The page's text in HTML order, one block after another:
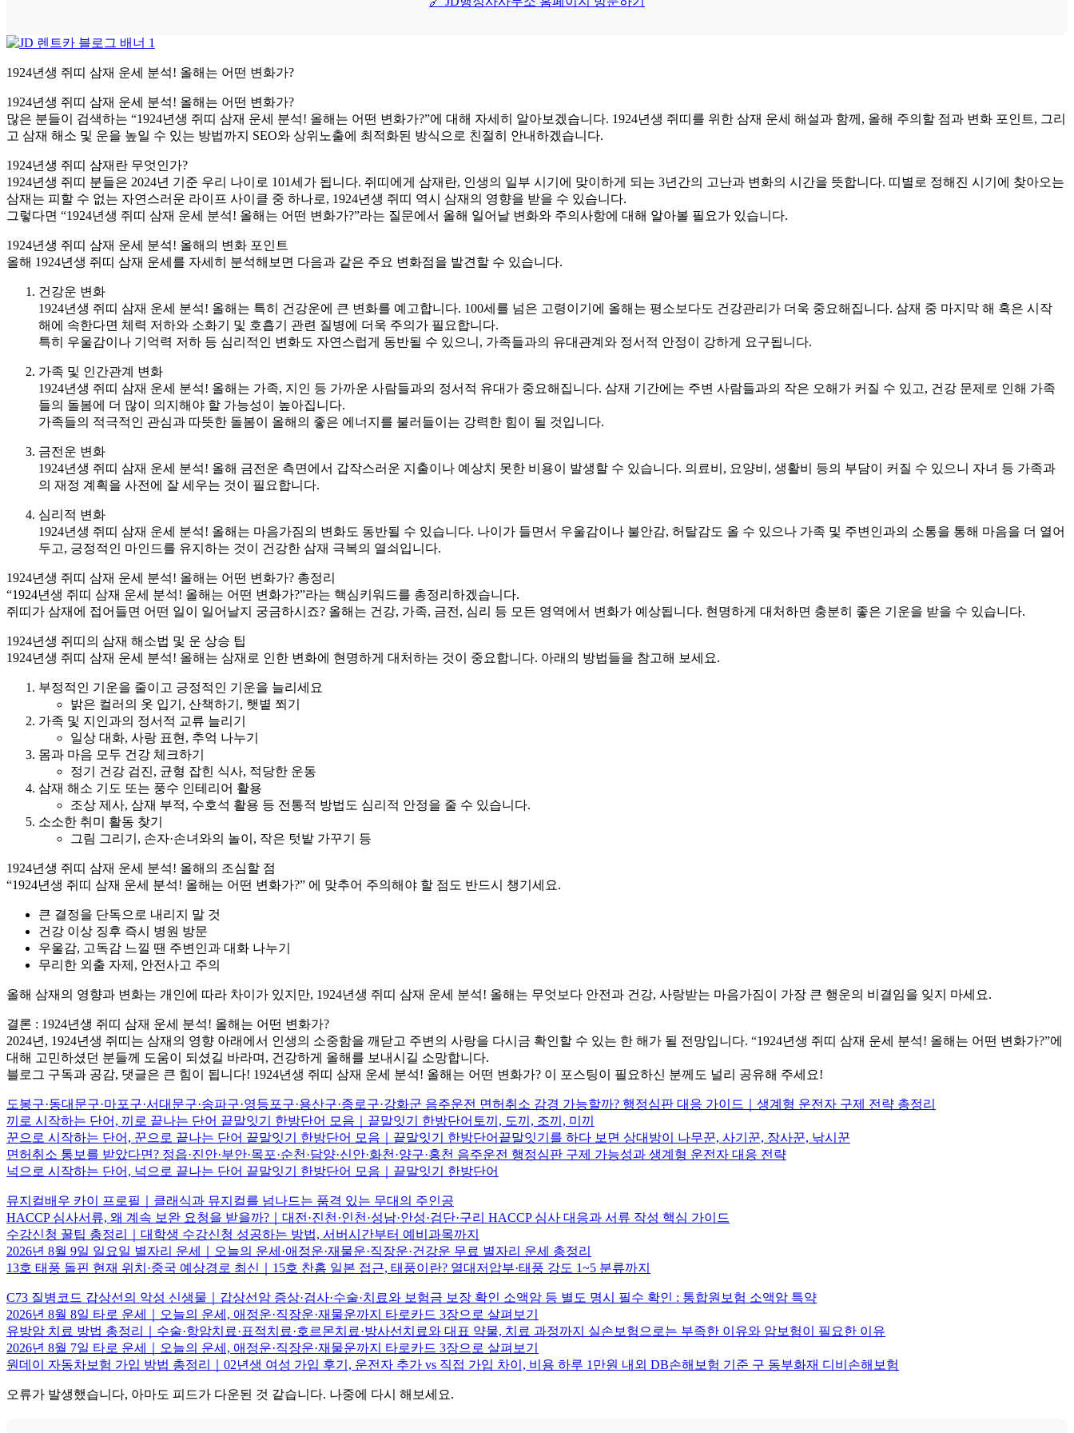
1924년생 쥐띠 삼재 운세 분석! 올해는 어떤 변화가?
1924년생 쥐띠 삼재 운세 분석! 올해는 어떤 변화가?
많은 분들이 검색하는 “1924년생 쥐띠 삼재 운세 분석! 올해는 어떤 변화가?”에 대해 자세히 알아보겠습니다. 1924년생 쥐띠를 위한 삼재 운세 해설과 함께, 올해 주의할 점과 변화 포인트, 그리
고 삼재 해소 및 운을 높일 수 있는 방법까지 SEO와 상위노출에 최적화된 방식으로 친절히 안내하겠습니다.
1924년생 쥐띠 삼재란 무엇인가?
1924년생 쥐띠 분들은 2024년 기준 우리 나이로 101세가 됩니다. 쥐띠에게 삼재란, 인생의 일부 시기에 맞이하게 되는 3년간의 고난과 변화의 시간을 뜻합니다. 띠별로 정해진 시기에 찾아오는
삼재는 피할 수 없는 자연스러운 라이프 사이클 중 하나로, 1924년생 쥐띠 역시 삼재의 영향을 받을 수 있습니다.
그렇다면 “1924년생 쥐띠 삼재 운세 분석! 올해는 어떤 변화가?”라는 질문에서 올해 일어날 변화와 주의사항에 대해 알아볼 필요가 있습니다.
1924년생 쥐띠 삼재 운세 분석! 올해의 변화 포인트
올해 1924년생 쥐띠 삼재 운세를 자세히 분석해보면 다음과 같은 주요 변화점을 발견할 수 있습니다.
건강운 변화
1924년생 쥐띠 삼재 운세 분석! 올해는 특히 건강운에 큰 변화를 예고합니다. 100세를 넘은 고령이기에 올해는 평소보다도 건강관리가 더욱 중요해집니다. 삼재 중 마지막 해 혹은 시작
해에 속한다면 체력 저하와 소화기 및 호흡기 관련 질병에 더욱 주의가 필요합니다.
특히 우울감이나 기억력 저하 등 심리적인 변화도 자연스럽게 동반될 수 있으니, 가족들과의 유대관계와 정서적 안정이 강하게 요구됩니다.
가족 및 인간관계 변화
1924년생 쥐띠 삼재 운세 분석! 올해는 가족, 지인 등 가까운 사람들과의 정서적 유대가 중요해집니다. 삼재 기간에는 주변 사람들과의 작은 오해가 커질 수 있고, 건강 문제로 인해 가족
들의 돌봄에 더 많이 의지해야 할 가능성이 높아집니다.
가족들의 적극적인 관심과 따뜻한 돌봄이 올해의 좋은 에너지를 불러들이는 강력한 힘이 될 것입니다.
금전운 변화
1924년생 쥐띠 삼재 운세 분석! 올해 금전운 측면에서 갑작스러운 지출이나 예상치 못한 비용이 발생할 수 있습니다. 의료비, 요양비, 생활비 등의 부담이 커질 수 있으니 자녀 등 가족과
의 재정 계획을 사전에 잘 세우는 것이 필요합니다.
심리적 변화
1924년생 쥐띠 삼재 운세 분석! 올해는 마음가짐의 변화도 동반될 수 있습니다. 나이가 들면서 우울감이나 불안감, 허탈감도 올 수 있으나 가족 및 주변인과의 소통을 통해 마음을 더 열어
두고, 긍정적인 마인드를 유지하는 것이 건강한 삼재 극복의 열쇠입니다.
1924년생 쥐띠 삼재 운세 분석! 올해는 어떤 변화가? 총정리
“1924년생 쥐띠 삼재 운세 분석! 올해는 어떤 변화가?”라는 핵심키워드를 총정리하겠습니다.
쥐띠가 삼재에 접어들면 어떤 일이 일어날지 궁금하시죠? 올해는 건강, 가족, 금전, 심리 등 모든 영역에서 변화가 예상됩니다. 현명하게 대처하면 충분히 좋은 기운을 받을 수 있습니다.
1924년생 쥐띠의 삼재 해소법 및 운 상승 팁
1924년생 쥐띠 삼재 운세 분석! 올해는 삼재로 인한 변화에 현명하게 대처하는 것이 중요합니다. 아래의 방법들을 참고해 보세요.
부정적인 기운을 줄이고 긍정적인 기운을 늘리세요
밝은 컬러의 옷 입기, 산책하기, 햇볕 쬐기
가족 및 지인과의 정서적 교류 늘리기
일상 대화, 사랑 표현, 추억 나누기
몸과 마음 모두 건강 체크하기
정기 건강 검진, 균형 잡힌 식사, 적당한 운동
삼재 해소 기도 또는 풍수 인테리어 활용
조상 제사, 삼재 부적, 수호석 활용 등 전통적 방법도 심리적 안정을 줄 수 있습니다.
소소한 취미 활동 찾기
그림 그리기, 손자·손녀와의 놀이, 작은 텃밭 가꾸기 등
1924년생 쥐띠 삼재 운세 분석! 올해의 조심할 점
“1924년생 쥐띠 삼재 운세 분석! 올해는 어떤 변화가?” 에 맞추어 주의해야 할 점도 반드시 챙기세요.
큰 결정을 단독으로 내리지 말 것
건강 이상 징후 즉시 병원 방문
우울감, 고독감 느낄 땐 주변인과 대화 나누기
무리한 외출 자제, 안전사고 주의
올해 삼재의 영향과 변화는 개인에 따라 차이가 있지만, 1924년생 쥐띠 삼재 운세 분석! 올해는 무엇보다 안전과 건강, 사랑받는 마음가짐이 가장 큰 행운의 비결임을 잊지 마세요.
결론 : 1924년생 쥐띠 삼재 운세 분석! 올해는 어떤 변화가?
2024년, 1924년생 쥐띠는 삼재의 영향 아래에서 인생의 소중함을 깨닫고 주변의 사랑을 다시금 확인할 수 있는 한 해가 될 전망입니다. “1924년생 쥐띠 삼재 운세 분석! 올해는 어떤 변화가?”에
대해 고민하셨던 분들께 도움이 되셨길 바라며, 건강하게 올해를 보내시길 소망합니다.
블로그 구독과 공감, 댓글은 큰 힘이 됩니다! 1924년생 쥐띠 삼재 운세 분석! 올해는 어떤 변화가? 이 포스팅이 필요하신 분께도 널리 공유해 주세요!
도봉구·동대문구·마포구·서대문구·송파구·영등포구·용산구·종로구·강화군 음주운전 면허취소 감경 가능할까? 행정심판 대응 가이드｜생계형 운전자 구제 전략 총정리
끼로 시작하는 단어, 끼로 끝나는 단어 끝말잇기 한방단어 모음｜끝말잇기 한방단어토끼, 도끼, 조끼, 미끼
꾼으로 시작하는 단어, 꾼으로 끝나는 단어 끝말잇기 한방단어 모음｜끝말잇기 한방단어끝말잇기를 하다 보면 상대방이 나무꾼, 사기꾼, 장사꾼, 낚시꾼
면허취소 통보를 받았다면? 정읍·진안·부안·목포·순천·담양·신안·화천·양구·홍천 음주운전 행정심판 구제 가능성과 생계형 운전자 대응 전략
넉으로 시작하는 단어, 넉으로 끝나는 단어 끝말잇기 한방단어 모음｜끝말잇기 한방단어
뮤지컬배우 카이 프로필｜클래식과 뮤지컬를 넘나드는 품격 있는 무대의 주인공
HACCP 심사서류, 왜 계속 보완 요청을 받을까?｜대전·진천·인천·성남·안성·검단·구리 HACCP 심사 대응과 서류 작성 핵심 가이드
수강신청 꿀팁 총정리｜대학생 수강신청 성공하는 방법, 서버시간부터 예비과목까지
2026년 8월 9일 일요일 별자리 운세｜오늘의 운세·애정운·재물운·직장운·건강운 무료 별자리 운세 총정리
13호 태풍 돌핀 현재 위치·중국 예상경로 최신｜15호 찬홈 일본 접근, 태풍이란? 열대저압부·태풍 강도 1~5 분류까지
C73 질병코드 갑상선의 악성 신생물｜갑상선암 증상·검사·수술·치료와 보험금 보장 확인 소액암 등 별도 명시 필수 확인 : 통합원보험 소액암 특약
2026년 8월 8일 타로 운세｜오늘의 운세, 애정운·직장운·재물운까지 타로카드 3장으로 살펴보기
유방암 치료 방법 총정리｜수술·항암치료·표적치료·호르몬치료·방사선치료와 대표 약물, 치료 과정까지 실손보험으로는 부족한 이유와 암보험이 필요한 이유
2026년 8월 7일 타로 운세｜오늘의 운세, 애정운·직장운·재물운까지 타로카드 3장으로 살펴보기
원데이 자동차보험 가입 방법 총정리｜02년생 여성 가입 후기, 운전자 추가 vs 직접 가입 차이, 비용 하루 1만원 내외 DB손해보험 기준 구 동부화재 디비손해보험
오류가 발생했습니다, 아마도 피드가 다운된 것 같습니다. 나중에 다시 해보세요.